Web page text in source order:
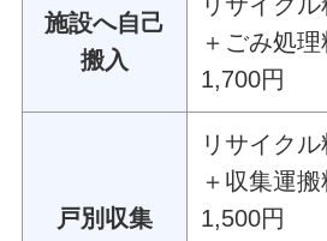
施設へ自己
搬入
＋ごみ処
1,700円
戸別収集
リサイクル
＋収集運
1,500円